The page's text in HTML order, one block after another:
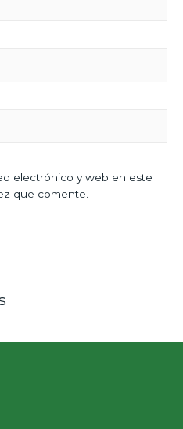
electrónico y web en este
que comente.